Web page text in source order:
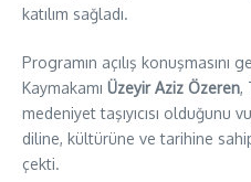
katılım sağladı.
Programın açılış konuşmasını
Kaymakamı Üzeyir Aziz Özeren,
medeniyet taşıyıcısı olduğunu
diline, kültürüne ve tarihine
çekti.